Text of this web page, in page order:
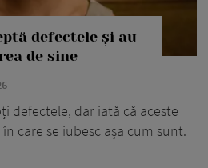
defectele și au
de sine
defectele, dar iată că aceste
care se iubesc așa cum sunt.